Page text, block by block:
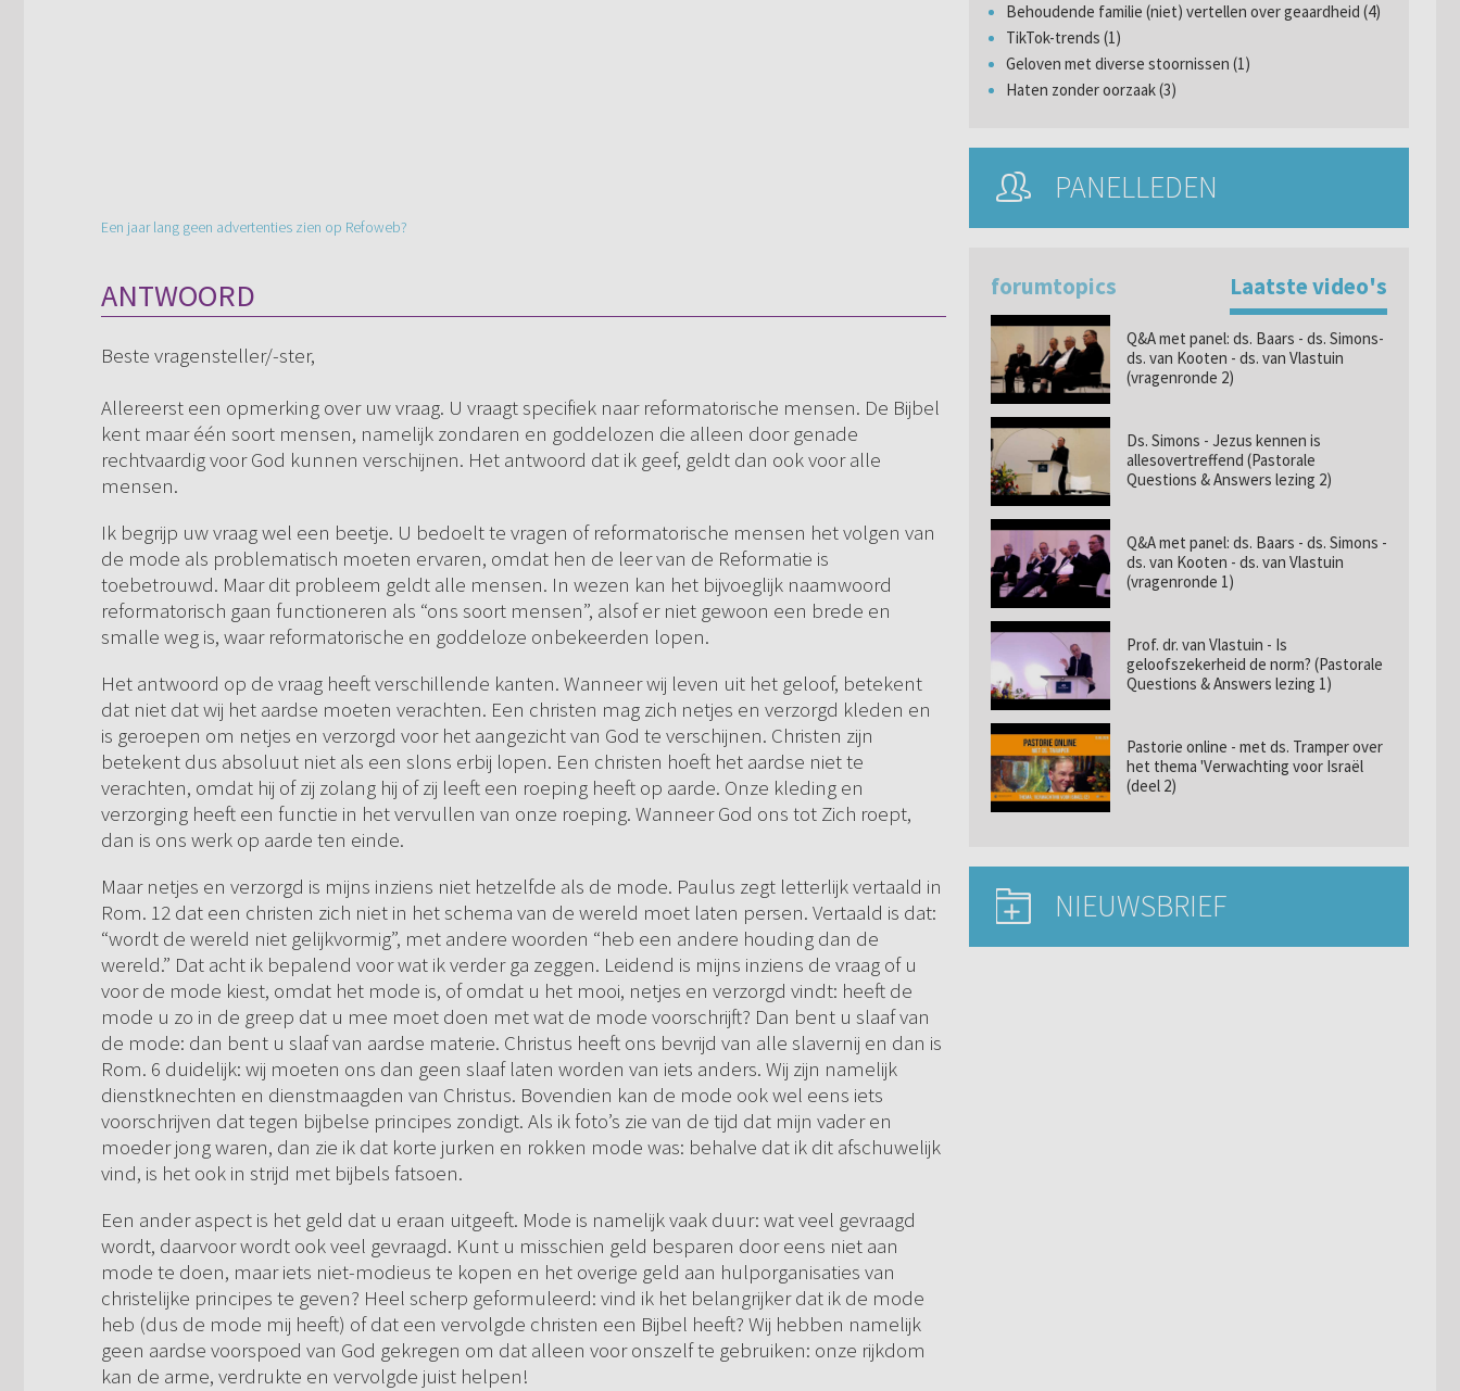
Een jaar lang geen advertenties zien op Refoweb?
ANTWOORD
Beste vragensteller/-ster,
Allereerst een opmerking over uw vraag. U vraagt specifiek naar reformatorische mensen. De Bijbel
kent maar één soort mensen, namelijk zondaren en goddelozen die alleen door genade
rechtvaardig voor God kunnen verschijnen. Het antwoord dat ik geef, geldt dan ook voor alle
mensen.
Ik begrijp uw vraag wel een beetje. U bedoelt te vragen of reformatorische mensen het volgen van
de mode als problematisch moeten ervaren, omdat hen de leer van de Reformatie is
toebetrouwd. Maar dit probleem geldt alle mensen. In wezen kan het bijvoeglijk naamwoord
reformatorisch gaan functioneren als “ons soort mensen”, alsof er niet gewoon een brede en
smalle weg is, waar reformatorische en goddeloze onbekeerden lopen.
Het antwoord op de vraag heeft verschillende kanten. Wanneer wij leven uit het geloof, betekent
dat niet dat wij het aardse moeten verachten. Een christen mag zich netjes en verzorgd kleden en
is geroepen om netjes en verzorgd voor het aangezicht van God te verschijnen. Christen zijn
betekent dus absoluut niet als een slons erbij lopen. Een christen hoeft het aardse niet te
verachten, omdat hij of zij zolang hij of zij leeft een roeping heeft op aarde. Onze kleding en
verzorging heeft een functie in het vervullen van onze roeping. Wanneer God ons tot Zich roept,
dan is ons werk op aarde ten einde.
Maar netjes en verzorgd is mijns inziens niet hetzelfde als de mode. Paulus zegt letterlijk vertaald in
Rom. 12 dat een christen zich niet in het schema van de wereld moet laten persen. Vertaald is dat:
“wordt de wereld niet gelijkvormig”, met andere woorden “heb een andere houding dan de
wereld.” Dat acht ik bepalend voor wat ik verder ga zeggen. Leidend is mijns inziens de vraag of u
voor de mode kiest, omdat het mode is, of omdat u het mooi, netjes en verzorgd vindt: heeft de
mode u zo in de greep dat u mee moet doen met wat de mode voorschrijft? Dan bent u slaaf van
de mode: dan bent u slaaf van aardse materie. Christus heeft ons bevrijd van alle slavernij en dan is
Rom. 6 duidelijk: wij moeten ons dan geen slaaf laten worden van iets anders. Wij zijn namelijk
dienstknechten en dienstmaagden van Christus. Bovendien kan de mode ook wel eens iets
voorschrijven dat tegen bijbelse principes zondigt. Als ik foto’s zie van de tijd dat mijn vader en
moeder jong waren, dan zie ik dat korte jurken en rokken mode was: behalve dat ik dit afschuwelijk
vind, is het ook in strijd met bijbels fatsoen.
Een ander aspect is het geld dat u eraan uitgeeft. Mode is namelijk vaak duur: wat veel gevraagd
wordt, daarvoor wordt ook veel gevraagd. Kunt u misschien geld besparen door eens niet aan
mode te doen, maar iets niet-modieus te kopen en het overige geld aan hulporganisaties van
christelijke principes te geven? Heel scherp geformuleerd: vind ik het belangrijker dat ik de mode
heb (dus de mode mij heeft) of dat een vervolgde christen een Bijbel heeft? Wij hebben namelijk
geen aardse voorspoed van God gekregen om dat alleen voor onszelf te gebruiken: onze rijkdom
kan de arme, verdrukte en vervolgde juist helpen!
Behoudende familie (niet) vertellen over geaardheid (4)
TikTok-trends (1)
Geloven met diverse stoornissen (1)
Haten zonder oorzaak (3)
PANELLEDEN
forumtopics Laatste video's
Q&A met panel: ds. Baars - ds. Simons-
ds. van Kooten - ds. van Vlastuin
(vragenronde 2)
Ds. Simons - Jezus kennen is
allesovertreffend (Pastorale
Questions & Answers lezing 2)
Q&A met panel: ds. Baars - ds. Simons -
ds. van Kooten - ds. van Vlastuin
(vragenronde 1)
Prof. dr. van Vlastuin - Is
geloofszekerheid de norm? (Pastorale
Questions & Answers lezing 1)
Pastorie online - met ds. Tramper over
het thema 'Verwachting voor Israël
(deel 2)
NIEUWSBRIEF